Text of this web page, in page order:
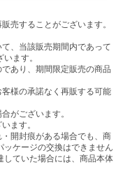
売することがございます。
、当該販売期間内であって
ます。
あり、期間限定販売の商品
様の承諾なく再販する可能
がございます。
ます。
開封痕がある場合でも、商
ケージの交換はできません
していた場合には、商品本体